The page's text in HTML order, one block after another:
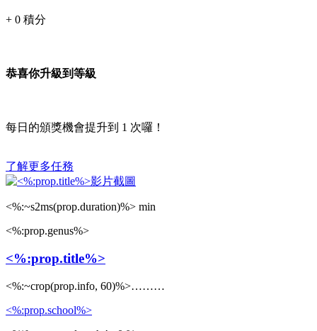
+ 0 積分
恭喜你升級到等級
每日的頒獎機會提升到 1 次囉！
了解更多任務
<%:~s2ms(prop.duration)%> min
<%:prop.genus%>
<%:prop.title%>
<%:~crop(prop.info, 60)%>………
<%:prop.school%>